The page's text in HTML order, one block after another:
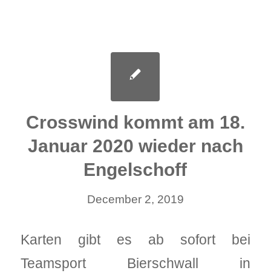
Crosswind kommt am 18.
Januar 2020 wieder nach
Engelschoff
December 2, 2019
Karten gibt es ab sofort bei
Teamsport Bierschwall in